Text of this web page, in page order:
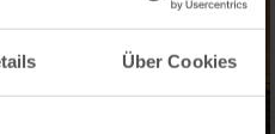
Über Cookies